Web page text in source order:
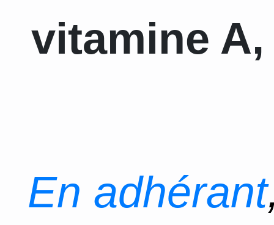
vitamine A,
En adhérant